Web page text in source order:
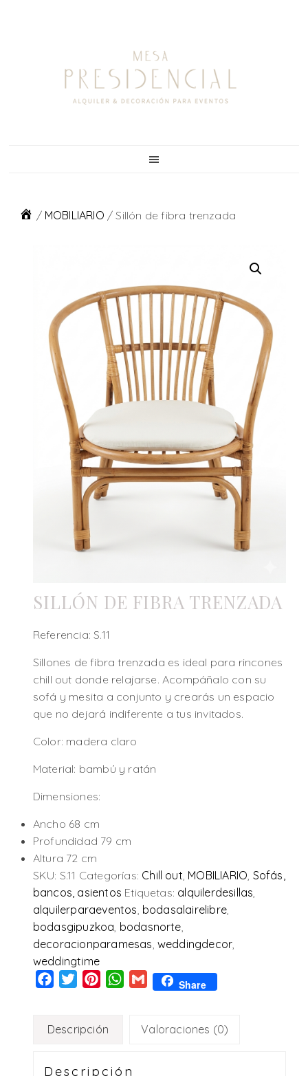
/ MOBILIARIO / Sillón de fibra trenzada
SILLÓN DE FIBRA TRENZADA
Referencia: S.11
Sillones de fibra trenzada es ideal para rincones
chill out donde relajarse. Acompáñalo con su
sofá y mesita a conjunto y crearás un espacio
que no dejará indiferente a tus invitados.
Color: madera claro
Material: bambú y ratán
Dimensiones:
Ancho 68 cm
Profundidad 79 cm
Altura 72 cm
SKU: S.11 Categorías: Chill out, MOBILIARIO, Sofás,
bancos, asientos Etiquetas: alquilerdesillas,
alquilerparaeventos, bodasalairelibre,
bodasgipuzkoa, bodasnorte,
decoracionparamesas, weddingdecor,
weddingtime
Facebook
TwitterPinterestWhatsApp
Gmail Share
Descripción Valoraciones (0)
Descripción